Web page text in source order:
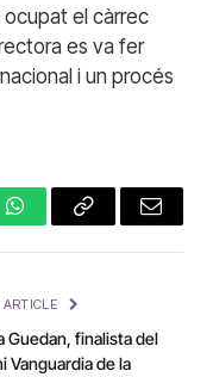
ocupat el càrrec
es va fer
i un procés
WhatsAppCopy
Email
ARTICLE
Guedan, finalista del
Vanguardia de la